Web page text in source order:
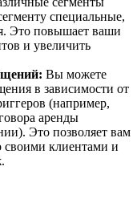
специальные,
Это повышает ваши
и увеличить
Вы можете
в зависимости от
(например,
аренды
Это позволяет вам
своими клиентами и